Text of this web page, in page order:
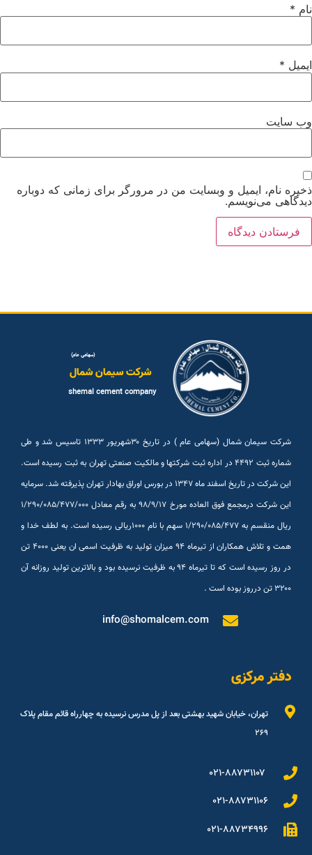
نام *
ایمیل *
وب‌ سایت
ذخیره نام، ایمیل و وبسایت من در مرورگر برای زمانی که دوباره
دیدگاهی می‌نویسم.
(سهامی عام)
شرکت سیمان شمال
shemal cement company
شرکت سیمان شمال (سهامی عام ) در تاریخ ۳۰شهريور ۱۳۳۳ تاسیس شد و طی
شماره ثبت ۴۴۹۲ در اداره ثبت شرکتها و مالکیت صنعتی تهران به ثبت رسیده است.
این شرکت در تاریخ اسفند ماه ۱۳۴۷ در بورس اوراق بهادار تهران پذیرفته شد. سرمایه
این شرکت درمجمع فوق العاده مورخ ۹۸/۹/۱۷ به رقم معادل ۱/۲۹۰/۰۸۵/۴۷۷/۰۰۰
ریال منقسم به ۱/۲۹۰/۰۸۵/۴۷۷ سهم با نام ۱۰۰۰ریالی رسیده است. به لطف خدا و
همت و تلاش همکاران از تیرماه ۹۴ میزان تولید به ظرفیت اسمی ان یعنی ۴۰۰۰ تن
در روز رسیده است که تا تیرماه ۹۴ به ظرفیت نرسیده بود و بالاترین تولید روزانه آن
۳۲۰۰ تن درروز بوده است .
info@shomalcem.com
دفتر مرکزی
تهران، خیابان شهید بهشتی بعد از پل مدرس نرسیده به چهارراه قائم مقام پلاک
۲۶۹
۰۲۱-۸۸۷۳۱۱۰۶
۰۲۱-۸۸۷۳۴۹۹۶